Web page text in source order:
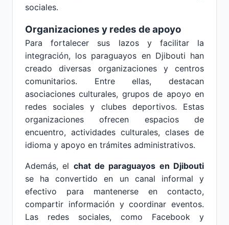
sociales.
Organizaciones y redes de apoyo
Para fortalecer sus lazos y facilitar la
integración, los paraguayos en Djibouti han
creado diversas organizaciones y centros
comunitarios. Entre ellas, destacan
asociaciones culturales, grupos de apoyo en
redes sociales y clubes deportivos. Estas
organizaciones ofrecen espacios de
encuentro, actividades culturales, clases de
idioma y apoyo en trámites administrativos.
Además, el chat de paraguayos en Djibouti
se ha convertido en un canal informal y
efectivo para mantenerse en contacto,
compartir información y coordinar eventos.
Las redes sociales, como Facebook y